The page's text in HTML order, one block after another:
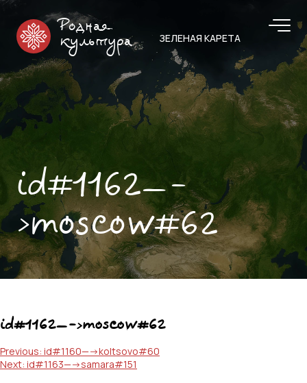
Родная
культура
ЗЕЛЕНАЯ КАРЕТА
id#1162—-
>moscow#62
id#1162—->moscow#62
Навигация
по
Previous: id#1160—->koltsovo#60
Next: id#1163—->samara#151